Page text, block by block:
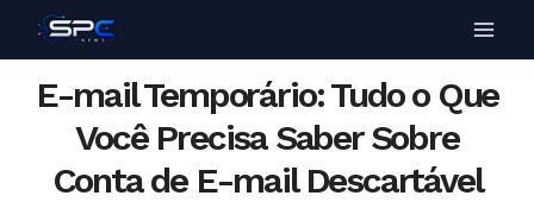
E-mail Temporário: Tudo o Que
Você Precisa Saber Sobre
Conta de E-mail Descartável